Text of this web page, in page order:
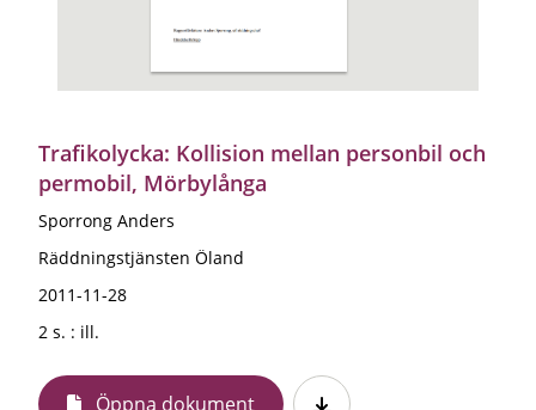
Trafikolycka: Kollision mellan personbil och
permobil, Mörbylånga
Sporrong Anders
Räddningstjänsten Öland
2011-11-28
2 s. : ill.
Öppna dokument